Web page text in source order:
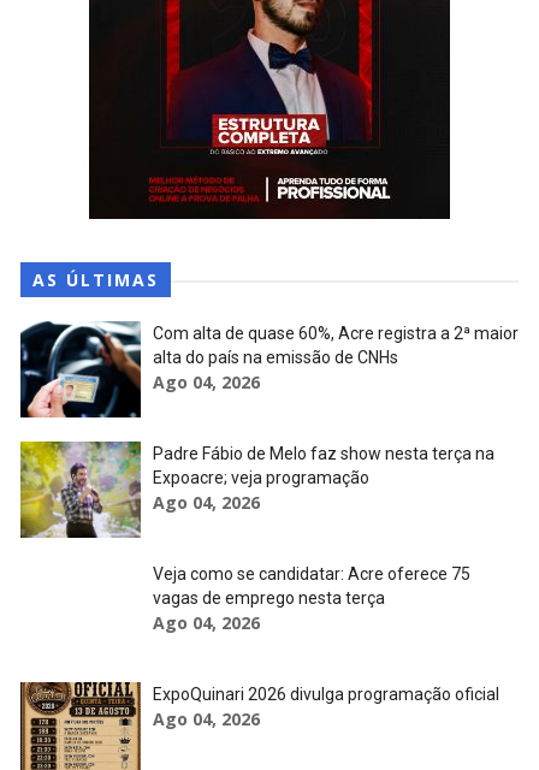
AS ÚLTIMAS
Com alta de quase 60%, Acre registra a 2ª maior
alta do país na emissão de CNHs
Ago 04, 2026
Padre Fábio de Melo faz show nesta terça na
Expoacre; veja programação
Ago 04, 2026
Veja como se candidatar: Acre oferece 75
vagas de emprego nesta terça
Ago 04, 2026
ExpoQuinari 2026 divulga programação oficial
Ago 04, 2026